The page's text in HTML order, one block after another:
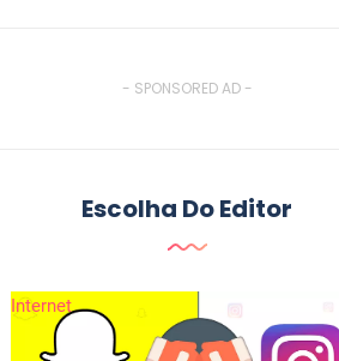
- SPONSORED AD -
Escolha Do Editor
Internet